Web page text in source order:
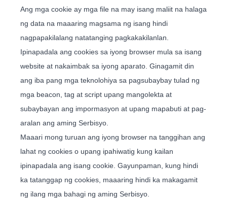
Ang mga cookie ay mga file na may isang maliit na halaga
ng data na maaaring magsama ng isang hindi
nagpapakilalang natatanging pagkakakilanlan.
Ipinapadala ang cookies sa iyong browser mula sa isang
website at nakaimbak sa iyong aparato. Ginagamit din
ang iba pang mga teknolohiya sa pagsubaybay tulad ng
mga beacon, tag at script upang mangolekta at
subaybayan ang impormasyon at upang mapabuti at pag-
aralan ang aming Serbisyo.
Maaari mong turuan ang iyong browser na tanggihan ang
lahat ng cookies o upang ipahiwatig kung kailan
ipinapadala ang isang cookie. Gayunpaman, kung hindi
ka tatanggap ng cookies, maaaring hindi ka makagamit
ng ilang mga bahagi ng aming Serbisyo.